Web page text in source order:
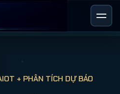
+ PHÂN TÍCH DỰ BÁO